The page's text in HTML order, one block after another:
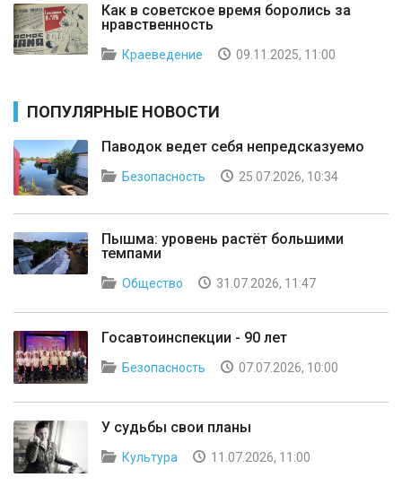
Как в советское время боролись за
нравственность
Краеведение 09.11.2025, 11:00
ПОПУЛЯРНЫЕ НОВОСТИ
Паводок ведет себя непредсказуемо
Безопасность 25.07.2026, 10:34
Пышма: уровень растёт большими
темпами
Общество 31.07.2026, 11:47
Госавтоинспекции - 90 лет
Безопасность 07.07.2026, 10:00
У судьбы свои планы
Культура 11.07.2026, 11:00